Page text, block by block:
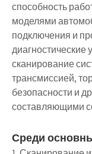
способность
моделями
подключения и
диагностические
сканирование
трансмиссией,
безопасности и
составляющими
Среди